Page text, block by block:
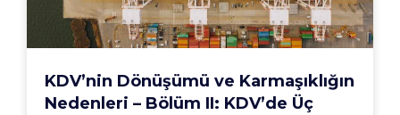
KDV’nin Dönüşümü ve Karmaşıklığın
Nedenleri – Bölüm II: KDV’de Üç